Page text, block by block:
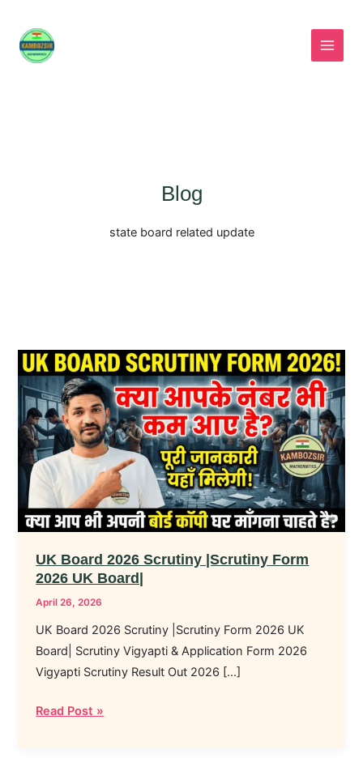
content
Blog
state board related update
UK Board 2026 Scrutiny |Scrutiny Form
2026 UK Board|
April 26, 2026
UK Board 2026 Scrutiny |Scrutiny Form 2026 UK
Board| Scrutiny Vigyapti & Application Form 2026
Vigyapti Scrutiny Result Out 2026 […]
UK
Board
2026
Scrutiny
|Scrutiny
Form
2026
UK
Board|
Read Post »